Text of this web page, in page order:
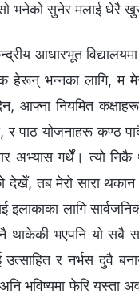
भनेको सुनेर मलाई धेरै
आधारभूत
हेरून् भन्नका लागि, म
आफ्ना नियमित
र पाठ योजनाहरू कण्ठ
अभ्यास गर्थेँ। त्यो
देखेँ, तब मेरो सारा
इलाकाका लागि
भएपनि यो सबै
र नर्भस दुवै
भविष्यमा फेरि यस्ता